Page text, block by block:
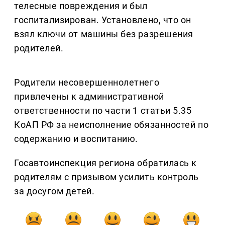
телесные повреждения и был
госпитализирован. Установлено, что он
взял ключи от машины без разрешения
родителей.
Родители несовершеннолетнего
привлечены к административной
ответственности по части 1 статьи 5.35
КоАП РФ за неисполнение обязанностей по
содержанию и воспитанию.
Госавтоинспекция региона обратилась к
родителям с призывом усилить контроль
за досугом детей.